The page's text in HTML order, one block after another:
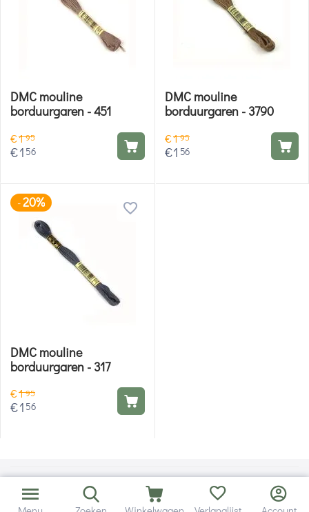
DMC mouline
borduurgaren - 451
€195
€1 56
DMC mouline
borduurgaren - 3790
€195
€1 56
-20%
DMC mouline
borduurgaren - 317
€195
€1 56